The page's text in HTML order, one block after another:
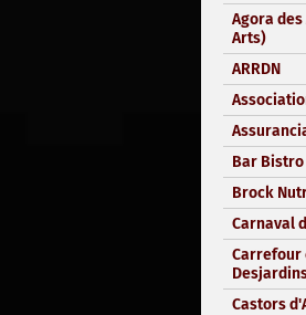
Agora
Arts)
ARRDN
Bar
Brock
Carnaval
Carrefour
Castors